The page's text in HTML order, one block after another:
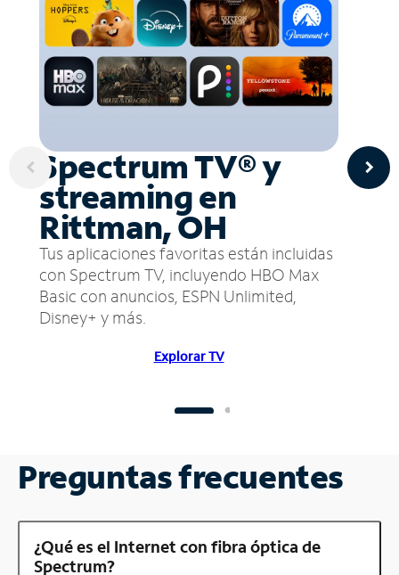
Spectrum TV® y
streaming en
Rittman, OH
Tus aplicaciones favoritas están incluidas
con Spectrum TV, incluyendo HBO Max
Basic con anuncios, ESPN Unlimited,
Disney+ y más.
Explorar TV
Preguntas frecuentes
¿Qué es el Internet con fibra óptica de
Spectrum?